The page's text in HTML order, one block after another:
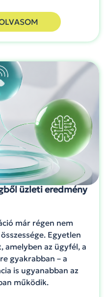
üzleti eredmény
már régen nem
Egyetlen
amelyben az ügyfél, a
gyakrabban – a
is ugyanabban az
működik.